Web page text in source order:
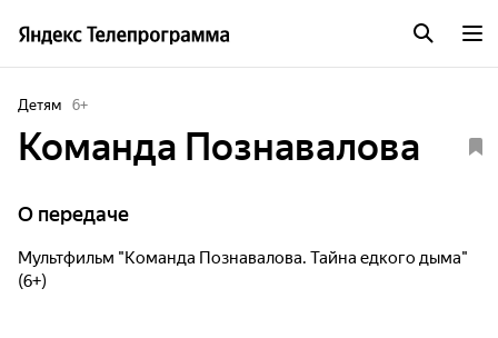
Детям 6+
Команда Познавалова
О передаче
Мультфильм "Команда Познавалова. Тайна едкого дыма"
(6+)